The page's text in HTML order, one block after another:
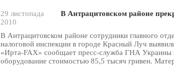
29 листопада
2010
В Антрацитовском районе
В Антрацитовском районе сотрудники главного
налоговой инспекции в городе Красный Луч
«Ирта-FAX» сообщает пресс-служба ГНА Украины
оборудование стоимостью 85,5 тысяч гривен.